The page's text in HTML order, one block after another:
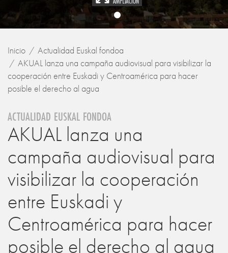
Inicio
Actualidad Euskal fondoa
AKUAL lanza una campaña audiovisual para visibilizar la
cooperación entre Euskadi y Centroamérica para hacer
posible el derecho al agua
ACTUALIDAD EUSKAL FONDOA
AKUAL lanza una
campaña audiovisual para
visibilizar la cooperación
entre Euskadi y
Centroamérica para hacer
posible el derecho al agua